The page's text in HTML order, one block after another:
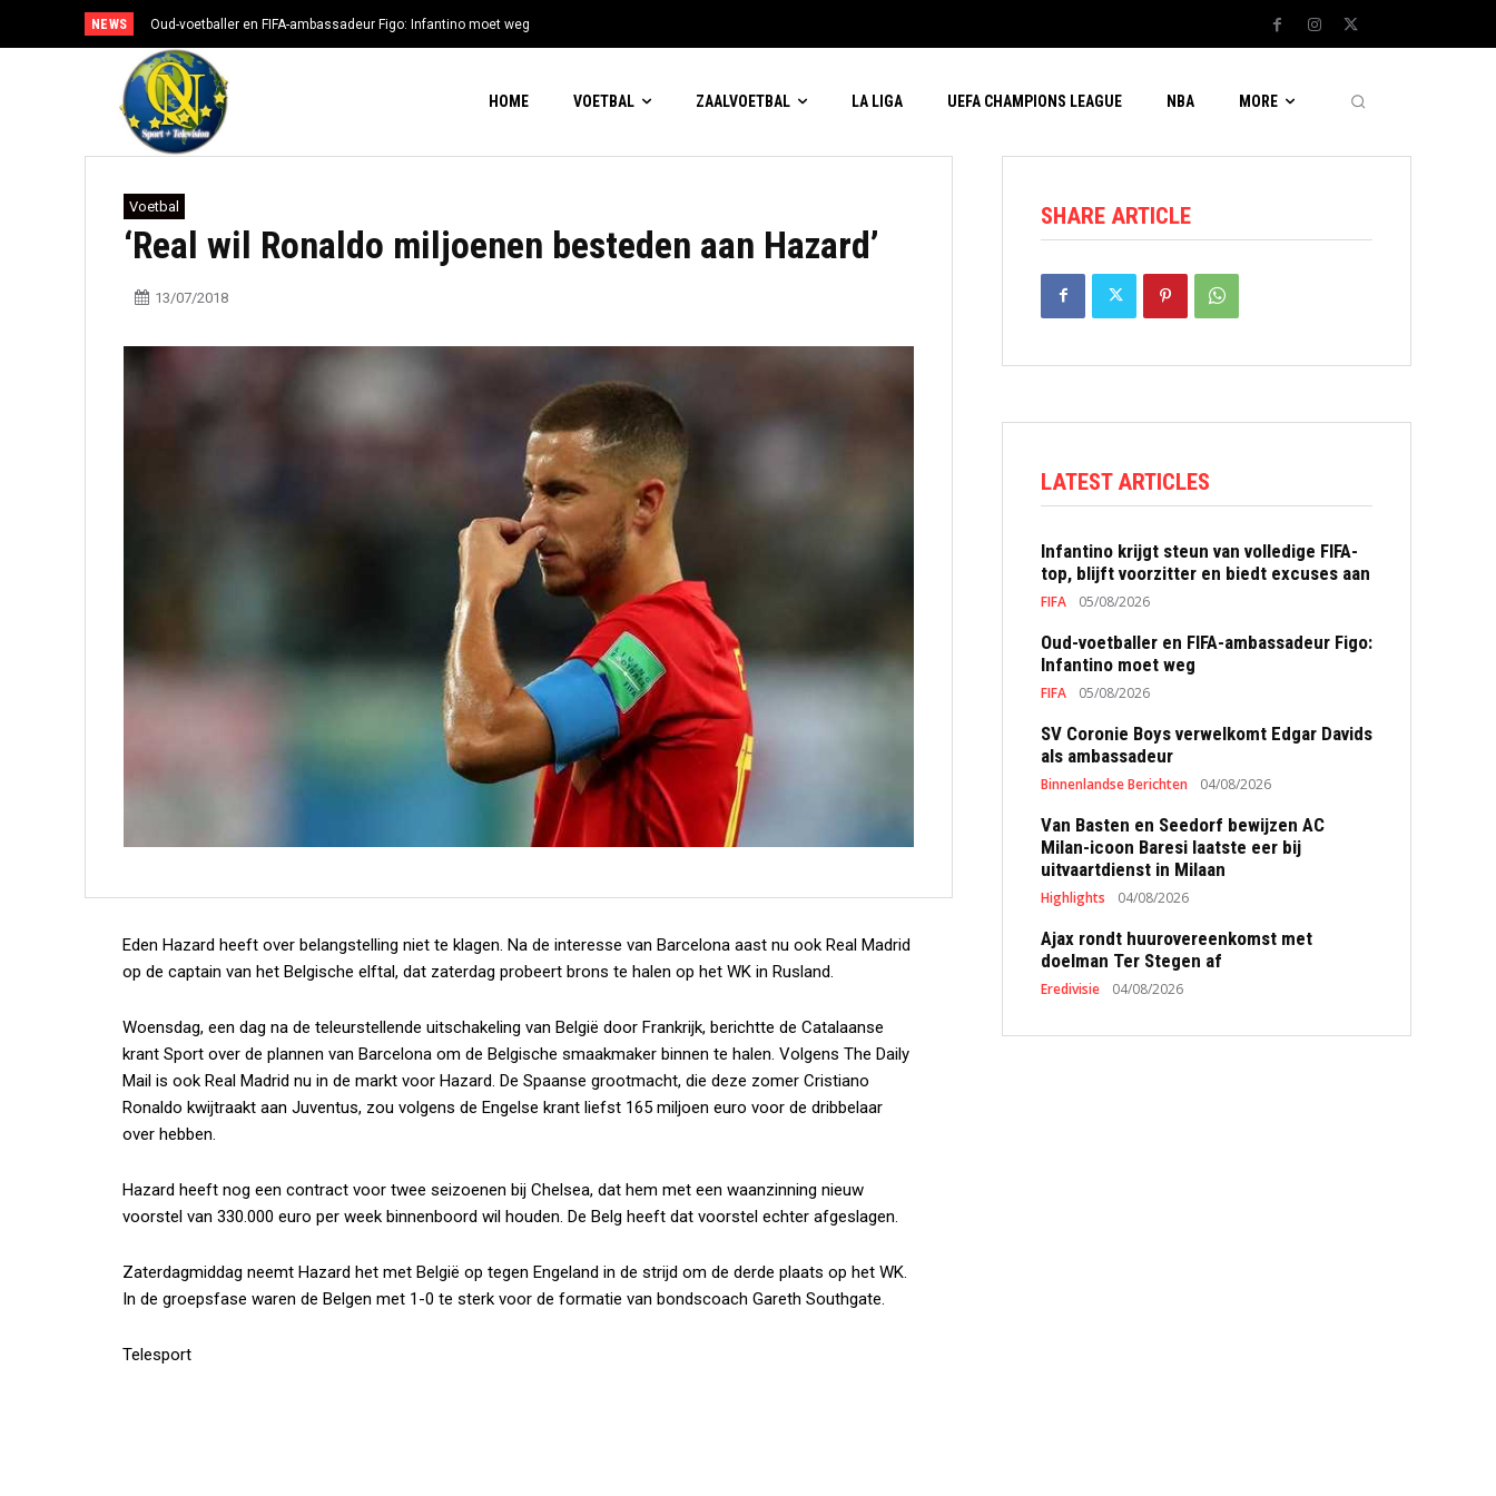
NEWS Oud-voetballer en FIFA-ambassadeur Figo: Infantino moet weg
HOME VOETBAL ZAALVOETBAL LA LIGA UEFA CHAMPIONS LEAGUE NBA MORE
Voetbal
‘Real wil Ronaldo miljoenen besteden aan Hazard’
13/07/2018
Eden Hazard heeft over belangstelling niet te klagen. Na de interesse van Barcelona aast nu ook Real Madrid
op de captain van het Belgische elftal, dat zaterdag probeert brons te halen op het WK in Rusland.
Woensdag, een dag na de teleurstellende uitschakeling van België door Frankrijk, berichtte de Catalaanse
krant Sport over de plannen van Barcelona om de Belgische smaakmaker binnen te halen. Volgens The Daily
Mail is ook Real Madrid nu in de markt voor Hazard. De Spaanse grootmacht, die deze zomer Cristiano
Ronaldo kwijtraakt aan Juventus, zou volgens de Engelse krant liefst 165 miljoen euro voor de dribbelaar
over hebben.
Hazard heeft nog een contract voor twee seizoenen bij Chelsea, dat hem met een waanzinning nieuw
voorstel van 330.000 euro per week binnenboord wil houden. De Belg heeft dat voorstel echter afgeslagen.
Zaterdagmiddag neemt Hazard het met België op tegen Engeland in de strijd om de derde plaats op het WK.
In de groepsfase waren de Belgen met 1-0 te sterk voor de formatie van bondscoach Gareth Southgate.
Telesport
SHARE ARTICLE
LATEST ARTICLES
Infantino krijgt steun van volledige FIFA-
top, blijft voorzitter en biedt excuses aan
FIFA 05/08/2026
Oud-voetballer en FIFA-ambassadeur Figo:
Infantino moet weg
FIFA 05/08/2026
SV Coronie Boys verwelkomt Edgar Davids
als ambassadeur
Binnenlandse Berichten 04/08/2026
Van Basten en Seedorf bewijzen AC
Milan-icoon Baresi laatste eer bij
uitvaartdienst in Milaan
Highlights 04/08/2026
Ajax rondt huurovereenkomst met
doelman Ter Stegen af
Eredivisie 04/08/2026